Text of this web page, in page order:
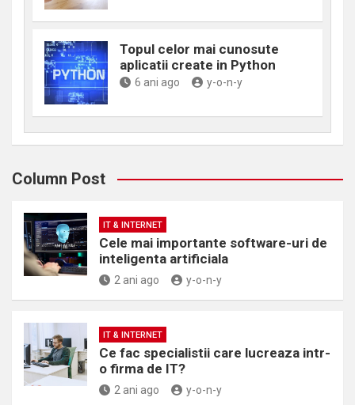
Topul celor mai cunosute
aplicatii create in Python
6 ani ago y-o-n-y
Column Post
IT & INTERNET
Cele mai importante software-uri de
inteligenta artificiala
2 ani ago y-o-n-y
IT & INTERNET
Ce fac specialistii care lucreaza intr-
o firma de IT?
2 ani ago y-o-n-y